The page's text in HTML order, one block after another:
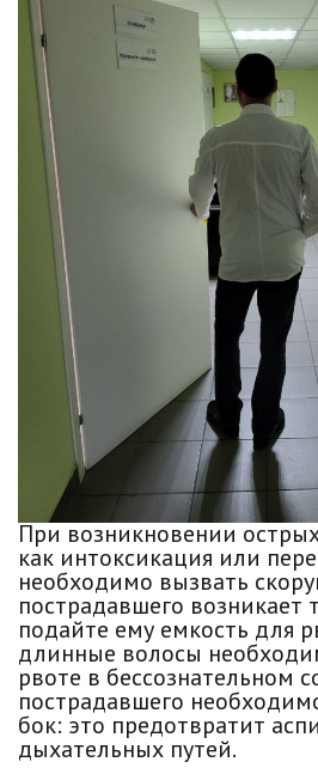
При возникновении
как интоксикация или
необходимо вызвать
пострадавшего возникает
подайте ему емкость для
длинные волосы
рвоте в бессознательном
пострадавшего
бок: это предотвратит
дыхательных путей.